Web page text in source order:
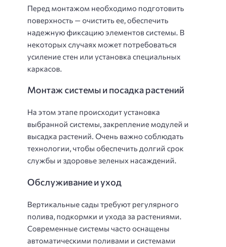
Перед монтажом необходимо подготовить
поверхность — очистить ее, обеспечить
надежную фиксацию элементов системы. В
некоторых случаях может потребоваться
усиление стен или установка специальных
каркасов.
Монтаж системы и посадка растений
На этом этапе происходит установка
выбранной системы, закрепление модулей и
высадка растений. Очень важно соблюдать
технологии, чтобы обеспечить долгий срок
службы и здоровье зеленых насаждений.
Обслуживание и уход
Вертикальные сады требуют регулярного
полива, подкормки и ухода за растениями.
Современные системы часто оснащены
автоматическими поливами и системами